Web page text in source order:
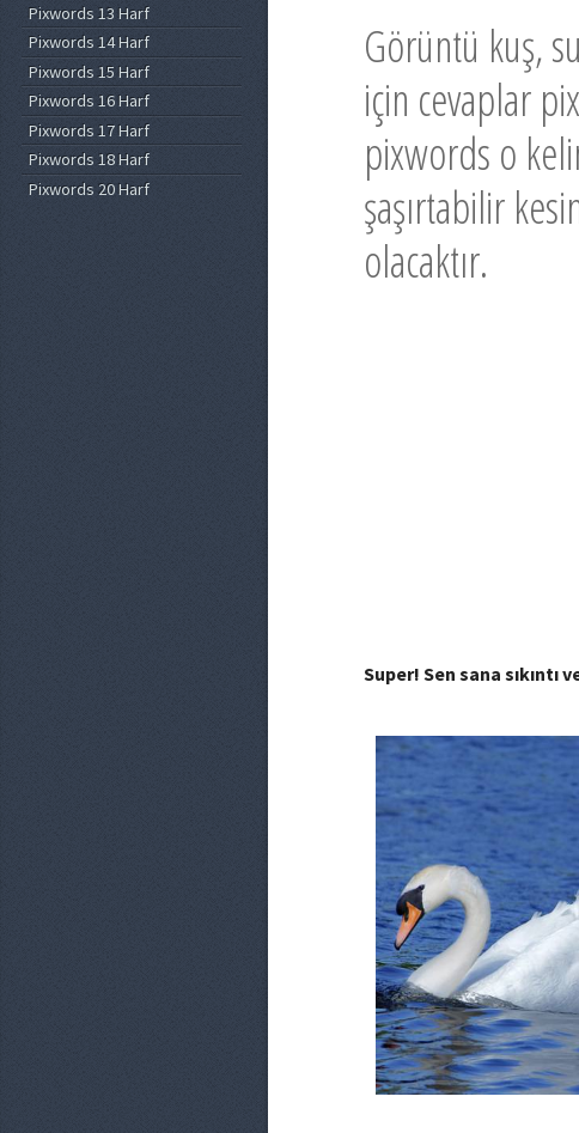
Görüntü kuş,
için cevaplar
pixwords o
şaşırtabilir
olacaktır.
Super! Sen sana
Pixwords 13 Harf
Pixwords 14 Harf
Pixwords 15 Harf
Pixwords 16 Harf
Pixwords 17 Harf
Pixwords 18 Harf
Pixwords 20 Harf